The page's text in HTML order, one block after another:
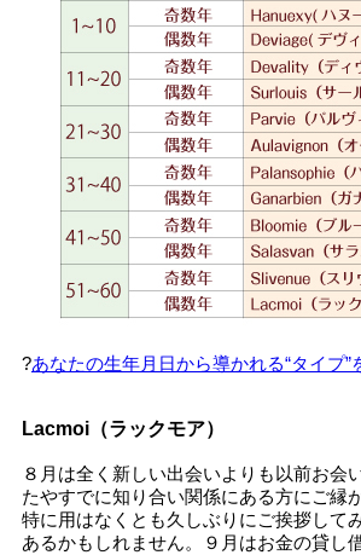
?あなたの生年月日から導かれる“タイプ”
Lacmoi（ラックモア）
８月は全く新しい出会いよりも以前お会
たやすでに知り合い関係にある方にご縁
特に用はなくとも久しぶりにご挨拶して
あるかもしれません。９月はお金の貸し